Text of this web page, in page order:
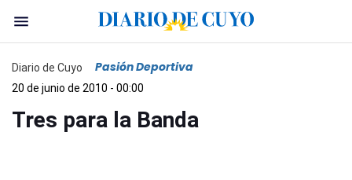
Diario de Cuyo Pasión Deportiva
20 de junio de 2010 - 00:00
Tres para la Banda